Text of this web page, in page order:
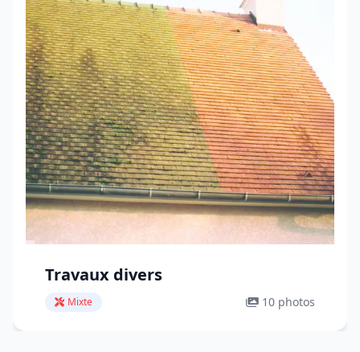
Travaux divers
Mixte 10 photos